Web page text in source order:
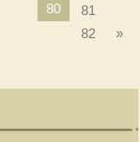
80
81
82
»